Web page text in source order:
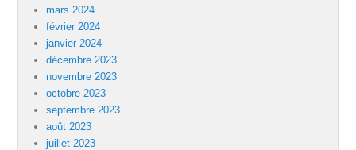
mars 2024
février 2024
janvier 2024
décembre 2023
novembre 2023
octobre 2023
septembre 2023
août 2023
juillet 2023